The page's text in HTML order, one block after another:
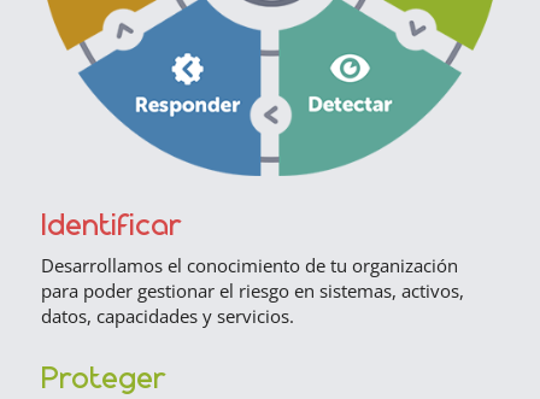
Identificar
Desarrollamos el conocimiento de tu organización
para poder gestionar el riesgo en sistemas, activos,
datos, capacidades y servicios.
Proteger